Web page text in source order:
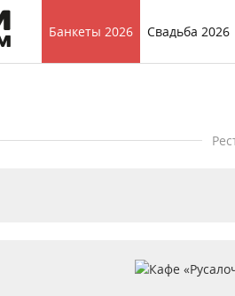
Банкеты 2026 Свадьба 2026